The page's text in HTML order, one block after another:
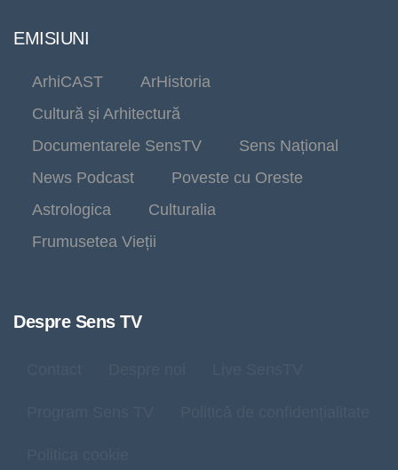
EMISIUNI
ArhiCAST
ArHistoria
Cultură și Arhitectură
Documentarele SensTV
Sens Național
News Podcast
Poveste cu Oreste
Astrologica
Culturalia
Frumusetea Vieții
Despre Sens TV